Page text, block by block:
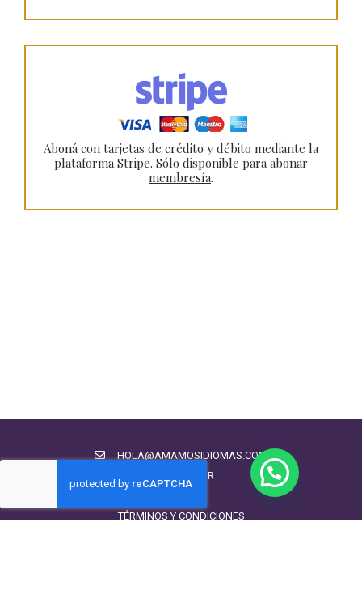
Aboná con tarjetas de crédito y débito mediante la
plataforma Stripe. Sólo disponible para abonar
membresía.
HOLA@AMAMOSIDIOMAS.COM
CHATEAR
TÉRMINOS Y CONDICIONES